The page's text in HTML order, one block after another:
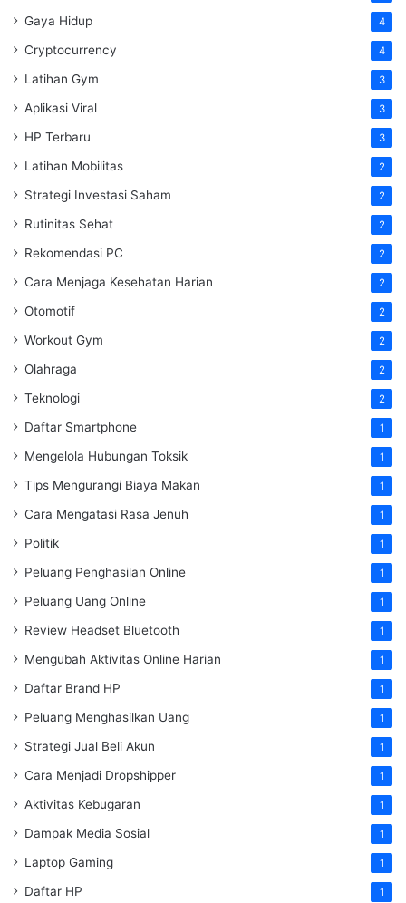
Gaya Hidup 4
Cryptocurrency 4
Latihan Gym 3
Aplikasi Viral 3
HP Terbaru 3
Latihan Mobilitas 2
Strategi Investasi Saham 2
Rutinitas Sehat 2
Rekomendasi PC 2
Cara Menjaga Kesehatan Harian 2
Otomotif 2
Workout Gym 2
Olahraga 2
Teknologi 2
Daftar Smartphone 1
Mengelola Hubungan Toksik 1
Tips Mengurangi Biaya Makan 1
Cara Mengatasi Rasa Jenuh 1
Politik 1
Peluang Penghasilan Online 1
Peluang Uang Online 1
Review Headset Bluetooth 1
Mengubah Aktivitas Online Harian 1
Daftar Brand HP 1
Peluang Menghasilkan Uang 1
Strategi Jual Beli Akun 1
Cara Menjadi Dropshipper 1
Aktivitas Kebugaran 1
Dampak Media Sosial 1
Laptop Gaming 1
Daftar HP 1